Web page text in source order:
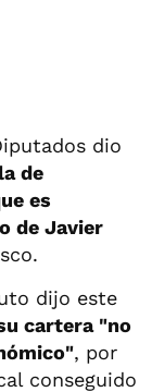
dio
de
es
de Javier
dijo este
cartera "no
, por
conseguido